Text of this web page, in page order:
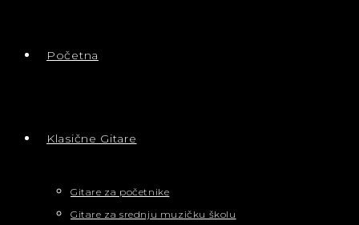
Početna
Klasične Gitare
Gitare za početnike
Gitare za srednju muzičku školu